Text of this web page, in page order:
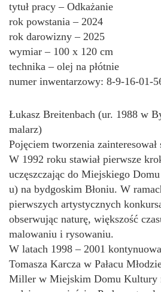
tytuł pracy – Odkażanie
rok powstania – 2024
rok darowizny – 2025
wymiar – 100 x 120 cm
technika – olej na płótnie
numer inwentarzowy: 8-9-16-01-
Łukasz Breitenbach (ur. 1988 w
malarz)
Pojęciem tworzenia
W 1992 roku stawiał pierwsze
uczęszczając do Miejskiego
u) na bydgoskim Błoniu. W
pierwszych artystycznych
obserwując naturę, większość
malowaniu i rysowaniu.
W latach 1998 – 2001
Tomasza Karcza w Pałacu
Miller w Miejskim Domu Kultury